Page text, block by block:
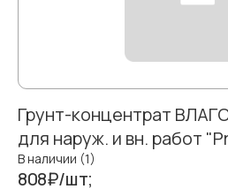
Грунт-концентрат
для наруж. и вн. работ
В наличии (1)
808₽/шт;